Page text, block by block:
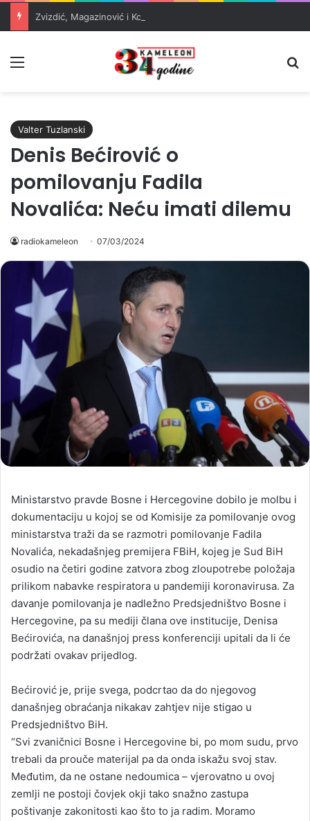
Valter Tuzlanski
Denis Bećirović o
pomilovanju Fadila
Novalića: Neću imati dilemu
radiokameleon 07/03/2024
Ministarstvo pravde Bosne i Hercegovine dobilo je molbu i
dokumentaciju u kojoj se od Komisije za pomilovanje ovog
ministarstva traži da se razmotri pomilovanje Fadila
Novalića, nekadašnjeg premijera FBiH, kojeg je Sud BiH
osudio na četiri godine zatvora zbog zloupotrebe položaja
prilikom nabavke respiratora u pandemiji koronavirusa. Za
davanje pomilovanja je nadležno Predsjedništvo Bosne i
Hercegovine, pa su mediji člana ove institucije, Denisa
Bećirovića, na današnjoj press konferenciji upitali da li će
podržati ovakav prijedlog.
Bećirović je, prije svega, podcrtao da do njegovog
današnjeg obraćanja nikakav zahtjev nije stigao u
Predsjedništvo BiH.
“Svi zvaničnici Bosne i Hercegovine bi, po mom sudu, prvo
trebali da prouče materijal pa da onda iskažu svoj stav.
Međutim, da ne ostane nedoumica – vjerovatno u ovoj
zemlji ne postoji čovjek okji tako snažno zastupa
poštivanje zakonitosti kao što to ja radim. Moramo